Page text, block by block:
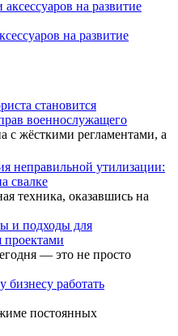
на развитие
становится
военнослужащего
с жёсткими регламентами, а
неправильной утилизации:
свалке
техника, оказавшись на
и подходы для
проектами
— это не просто
бизнесу работать
постоянных